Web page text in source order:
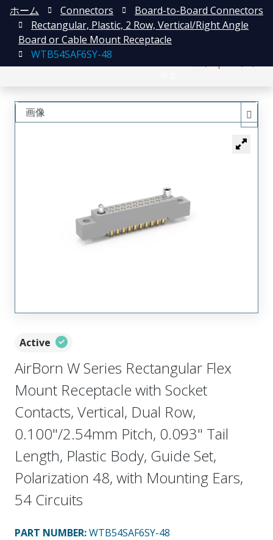
ホーム Connectors
Board-to-Board Connectors
Rectangular, Plastic, 2 Row, Vertical/Right Angle
Board or Cable Mount Receptacle
WTB54SAF6SY-48
Active
AirBorn W Series Rectangular Flex
Mount Receptacle with Socket
Contacts, Vertical, Dual Row,
0.100"/2.54mm Pitch, 0.093" Tail
Length, Plastic Body, Guide Set,
Polarization 48, with Mounting Ears,
54 Circuits
PART NUMBER:WTB54SAF6SY-48
画像